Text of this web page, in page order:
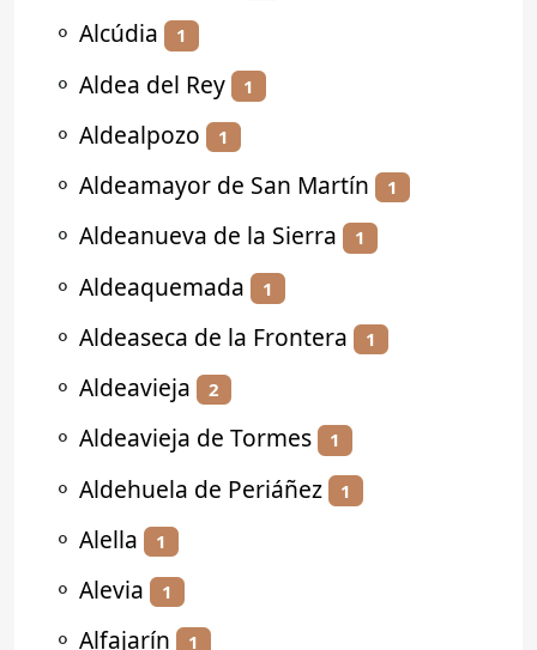
⚬ Alcúdia 1
⚬ Aldea del Rey 1
⚬ Aldealpozo 1
⚬ Aldeamayor de San Martín 1
⚬ Aldeanueva de la Sierra 1
⚬ Aldeaquemada 1
⚬ Aldeaseca de la Frontera 1
⚬ Aldeavieja 2
⚬ Aldeavieja de Tormes 1
⚬ Aldehuela de Periáñez 1
⚬ Alella 1
⚬ Alevia 1
⚬ Alfajarín 1